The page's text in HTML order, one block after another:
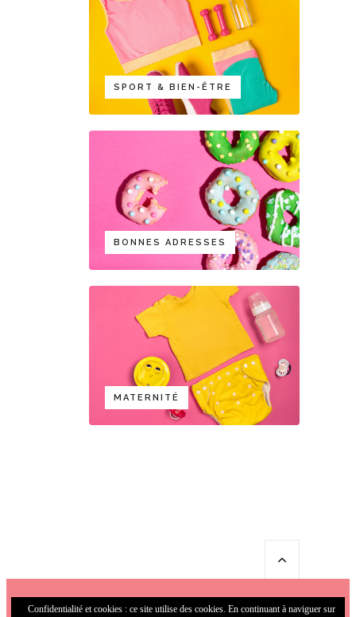
SPORT & BIEN-ÊTRE
BONNES ADRESSES
MATERNITÉ
Confidentialité et cookies : ce site utilise des cookies. En continuant à naviguer sur